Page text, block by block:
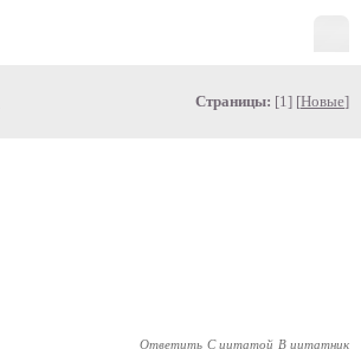
Страницы: [1] [Новые]
Ответить С цитатой В цитатник